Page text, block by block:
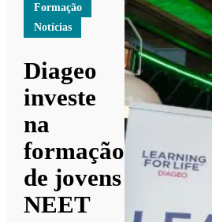
Formação
Notícias
Diageo
investe
na
formação
de jovens
NEET